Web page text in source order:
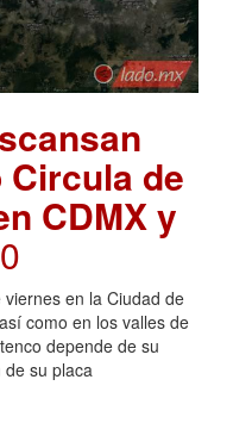
Circula de
CDMX y
en la Ciudad de
como en los valles de
depende de su
de su placa